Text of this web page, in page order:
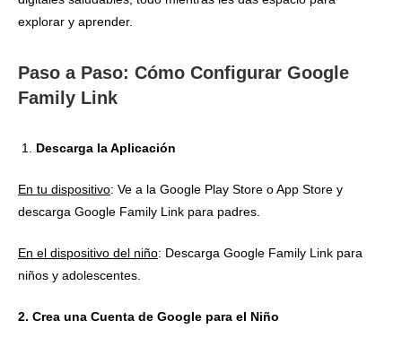
explorar y aprender.
Paso a Paso: Cómo Configurar Google
Family Link
Descarga la Aplicación
En tu dispositivo: Ve a la Google Play Store o App Store y
descarga Google Family Link para padres.
En el dispositivo del niño: Descarga Google Family Link para
niños y adolescentes.
2. Crea una Cuenta de Google para el Niño